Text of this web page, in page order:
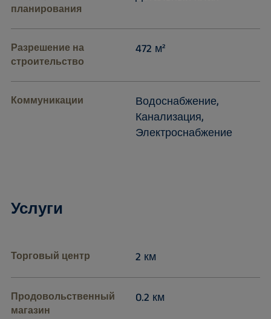
планирования
Разрешение на
строительство
472 м²
Коммуникации
Водоснабжение,
Канализация,
Электроснабжение
Услуги
Торговый центр 2 км
Продовольственный
магазин
0.2 км